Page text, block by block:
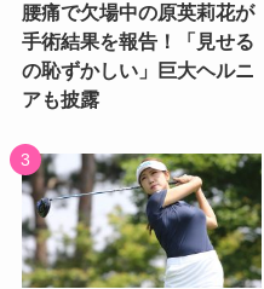
腰痛で欠場中の原英莉花が
手術結果を報告！「見せる
の恥ずかしい」巨大ヘルニ
アも披露